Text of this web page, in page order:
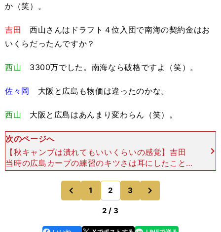
か（笑）。
吉田
西山さんはドラフト４位入団で南海の契約金はお
いくらだったんですか？
西山 3300万でした。南海なら破格ですよ（笑）。
佐々岡 大阪と広島も物価は違ったのかな。
西山 大阪と広島はあんまり変わらん（笑）。
次のページへ
【秋キャンプは潰れてもいいくらいの感覚】吉田
当時の広島カープの練習のキツさは耳にしたことが
ありますが、振り返ってみていかがですか？西山
ササが入ってきた最初のキャンプは、すごくキツか
った。鬼軍曹
前
のページへ
1 2 3
2 / 3
faceboo line